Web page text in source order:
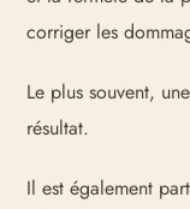
corriger les
Le plus souvent,
résultat.
Il est également